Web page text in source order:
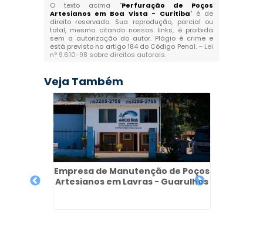
O texto acima "Perfuração de Poços
Artesianos em Boa Vista - Curitiba" é de
direito reservado. Sua reprodução, parcial ou
total, mesmo citando nossos links, é proibida
sem a autorização do autor. Plágio é crime e
está previsto no artigo 184 do Código Penal. – Lei
n° 9.610-98 sobre direitos autorais.
Veja Também
Empresa de Manutenção de Poços
Artesianos em Lavras - Guarulhos